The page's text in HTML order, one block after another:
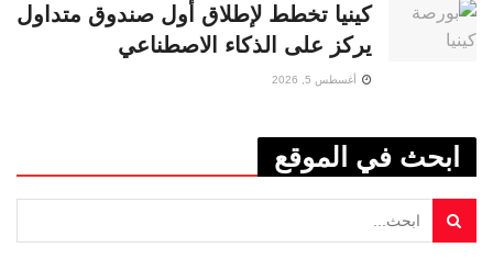
كينيا تخطط لإطلاق أول صندوق متداول
يركز على الذكاء الاصطناعي
أغسطس 5, 2026
ابحث في الموقع